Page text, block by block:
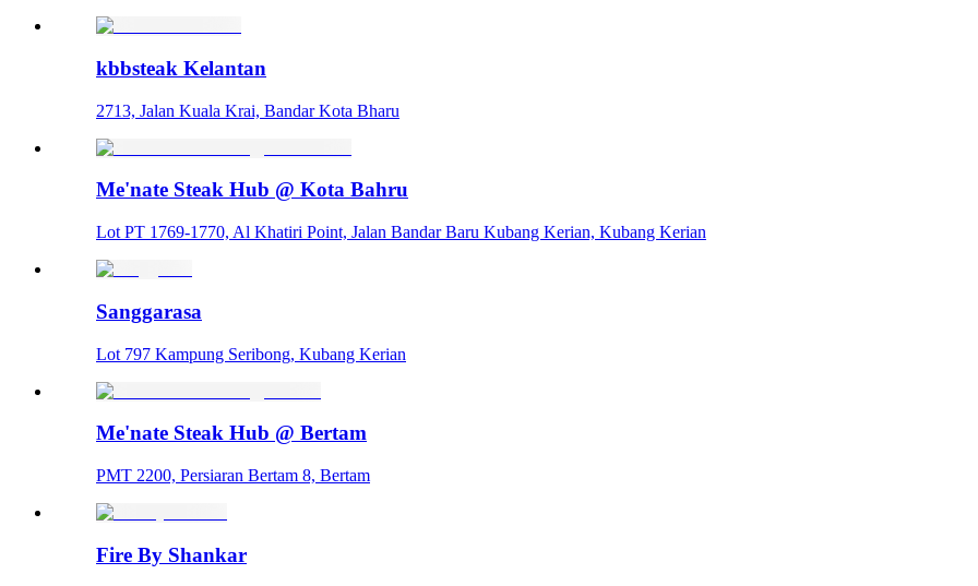
kbbsteak Kelantan
2713, Jalan Kuala Krai, Bandar Kota Bharu
Me'nate Steak Hub @ Kota Bahru
Lot PT 1769-1770, Al Khatiri Point, Jalan Bandar Baru Kubang Kerian, Kubang Kerian
Sanggarasa
Lot 797 Kampung Seribong, Kubang Kerian
Me'nate Steak Hub @ Bertam
PMT 2200, Persiaran Bertam 8, Bertam
Fire By Shankar